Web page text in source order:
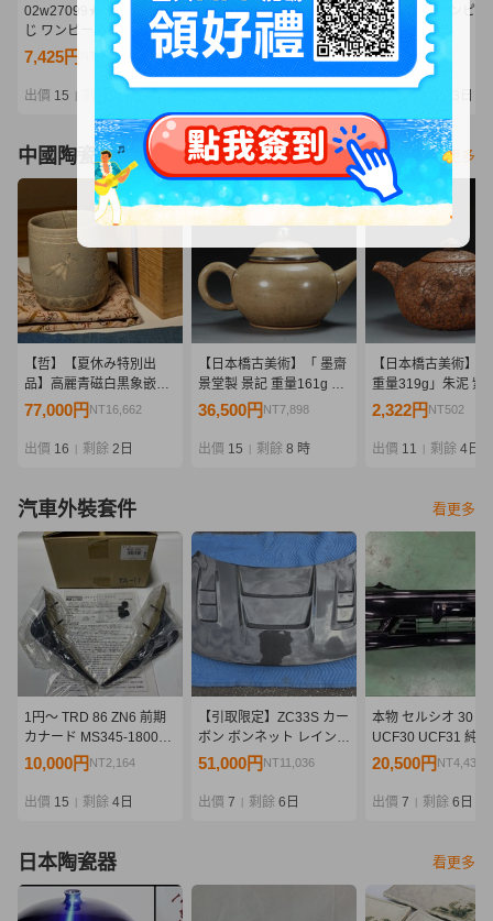
02w27099★1円~ 一番く
じ ワンピース -エルバフ
編- GIANT BASH!! Vol.1
ラストワン賞 ロキ ※未開
封 フィギュア 中古品【牛
7,425円 NT1,606
出價 15 2日
09/A370★ワンピース
Grandista -
MONKEY.D.LUFFY
GEAR5-Ⅲ モンキー・
D・ルフィ ギア5★フィ
ギュア★ニカ★バンダイ
★プライズ★未開封品
940円NT203
09/A360★ワンピー
Grandista -
マーシャル・D・テ
チ★黒ひげ★フィギ
ズ★未開封品
810円 NT175
中國陶瓷器 看更多
【哲】【夏休み特別出
品】高麗青磁白黒象嵌蜂
と菊花文筒茶碗（高麗時
77,000円 NT16,662
出價 16 剩餘 2日
【日本橋古美術】「 墨齋
景堂製 景記 重量161g 」
朱泥 紫砂 壺 宜興 紫砂 壷
水平 清 明 紫砂壺 紫砂壷
36,500円 NT7,898
出價 15 剩餘 8 時
【日本橋古美術】
重量319g」朱泥 紫
宜興 紫砂 壷 茶壺
砂壺 紫砂壷 茶道具
2,322円 NT502
出價 11 剩餘 4日
汽車外裝套件 看更多
1円～ TRD 86 ZN6 前期
カナード MS345-18004
未使用
10,000円 NT2,164
出價 15 剩餘 4日
【引取限定】ZC33S カー
ボン ボンネット レインカ
バー付き グッドガン
51,000円 NT11,036
出價 7 剩餘 6日
本物 セルシオ 30 後
UCF30 UCF31 純
ションフロント バ
スポイラー エアロ
20,500円 NT4,436
出價 7 剩餘 6日
日本陶瓷器 看更多